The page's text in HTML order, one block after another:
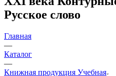
Русское слово
Главная
—
Каталог
—
Книжная продукция Учебная